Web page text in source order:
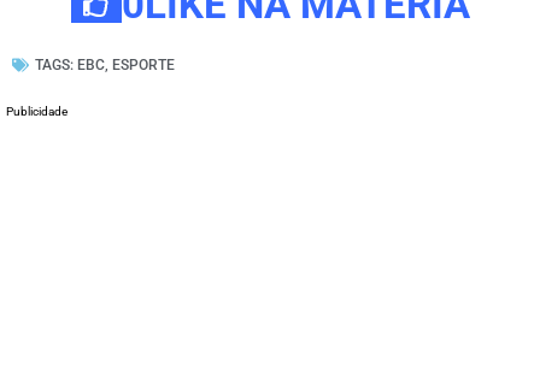
TAGS: EBC, ESPORTE
Publicidade